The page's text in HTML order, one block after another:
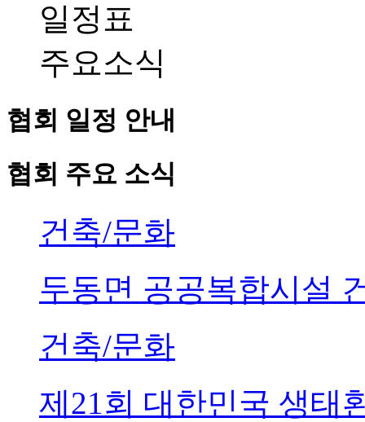
일정표
주요소식
협회 일정 안내
협회 주요 소식
건축/문화
두동면 공공복합시설
건축/문화
제21회 대한민국 생태